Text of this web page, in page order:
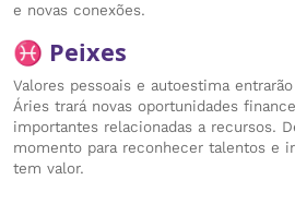
e novas conexões.
♓ Peixes
Valores pessoais e autoestima
Áries trará novas oportunidades
importantes relacionadas a recursos.
momento para reconhecer talentos e
tem valor.